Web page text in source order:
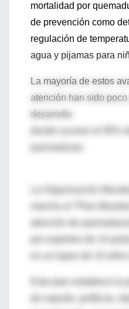
mortalidad por
de prevención como
regulación de
agua y pijamas para
La mayoría de estos
atención han sido
desarrollo
La Organización
en un lapso de 10 años